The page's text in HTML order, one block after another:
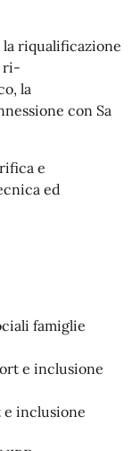
riqualificazione
ri-
la
con Sa
e
ed
famiglie
e inclusione
e inclusione